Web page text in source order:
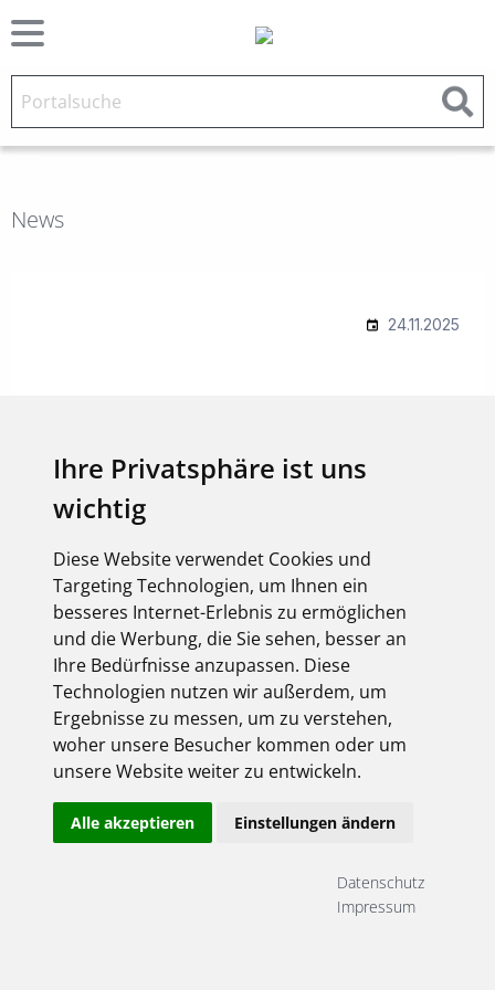
Ihre Privatsphäre ist uns
wichtig
Diese Website verwendet Cookies und
Targeting Technologien, um Ihnen ein
besseres Internet-Erlebnis zu ermöglichen
und die Werbung, die Sie sehen, besser an
Ihre Bedürfnisse anzupassen. Diese
Technologien nutzen wir außerdem, um
Ergebnisse zu messen, um zu verstehen,
woher unsere Besucher kommen oder um
unsere Website weiter zu entwickeln.
Alle akzeptieren Einstellungen ändern
Datenschutz
Impressum
News